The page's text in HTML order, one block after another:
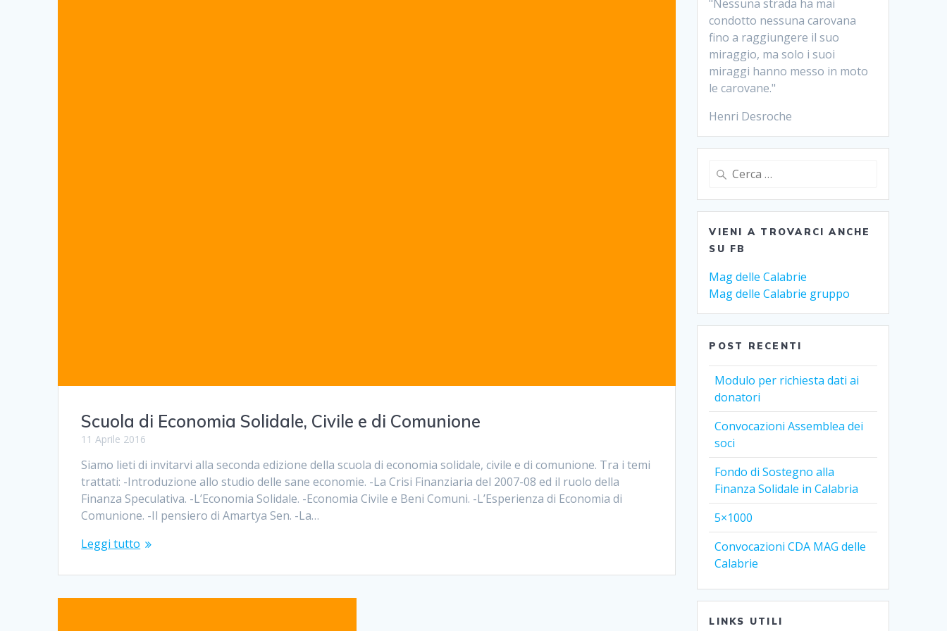
Scuola di Economia Solidale, Civile e di Comunione
11 Aprile 2016
Siamo lieti di invitarvi alla seconda edizione della scuola di economia solidale, civile e di comunione. Tra i temi
trattati: -Introduzione allo studio delle sane economie. -La Crisi Finanziaria del 2007-08 ed il ruolo della
Finanza Speculativa. -L’Economia Solidale. -Economia Civile e Beni Comuni. -L’Esperienza di Economia di
Comunione. -Il pensiero di Amartya Sen. -La…
Leggi tutto
"Nessuna strada ha mai
condotto nessuna carovana
fino a raggiungere il suo
miraggio, ma solo i suoi
miraggi hanno messo in moto
le carovane."
Henri Desroche
Ricerca
VIENI A TROVARCI ANCHE
SU FB
Mag delle Calabrie
Mag delle Calabrie gruppo
POST RECENTI
Modulo per richiesta dati ai
donatori
Convocazioni Assemblea dei
soci
Fondo di Sostegno alla
Finanza Solidale in Calabria
5×1000
Convocazioni CDA MAG delle
Calabrie
LINKS UTILI